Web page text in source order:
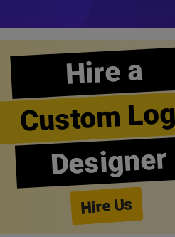
Hire a
Custom
Designer
Hire Us